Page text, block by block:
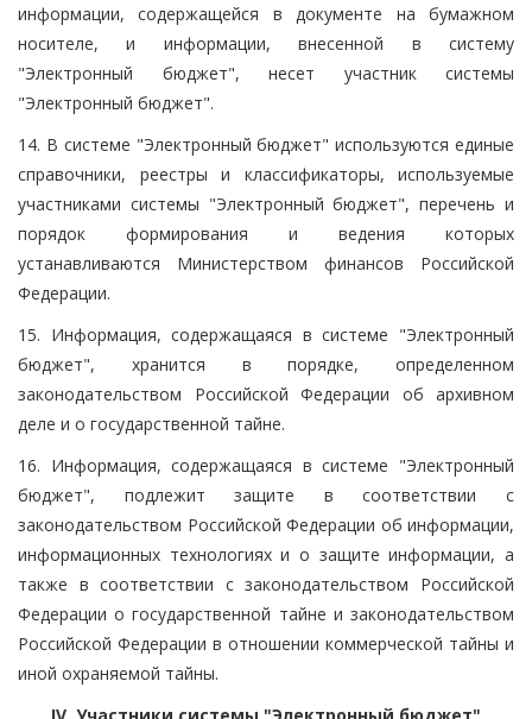
информации, содержащейся в документе на бумажном
носителе, и информации, внесенной в систему
"Электронный бюджет", несет участник системы
"Электронный бюджет".
14. В системе "Электронный бюджет" используются единые
справочники, реестры и классификаторы, используемые
участниками системы "Электронный бюджет", перечень и
порядок формирования и ведения которых
устанавливаются Министерством финансов Российской
Федерации.
15. Информация, содержащаяся в системе "Электронный
бюджет", хранится в порядке, определенном
законодательством Российской Федерации об архивном
деле и о государственной тайне.
16. Информация, содержащаяся в системе "Электронный
бюджет", подлежит защите в соответствии с
законодательством Российской Федерации об информации,
информационных технологиях и о защите информации, а
также в соответствии с законодательством Российской
Федерации о государственной тайне и законодательством
Российской Федерации в отношении коммерческой тайны и
иной охраняемой тайны.